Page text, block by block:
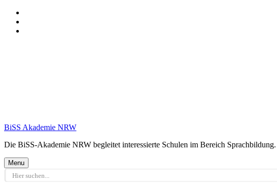
BiSS Akademie NRW
Die BiSS-Akademie NRW begleitet interessierte Schulen im Bereich Sprachbildung.
Menu